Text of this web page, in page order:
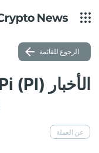
الرجوع للقائمة
الأخبار Pi (PI)
عن العملة